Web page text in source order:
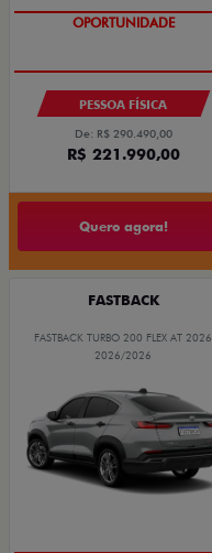
OPORTUNIDADE
PESSOA FÍSICA
De: R$ 290.490,00
R$ 221.990,00
Quero agora!
FASTBACK
FASTBACK TURBO 200 FLEX AT 2026
2026/2026